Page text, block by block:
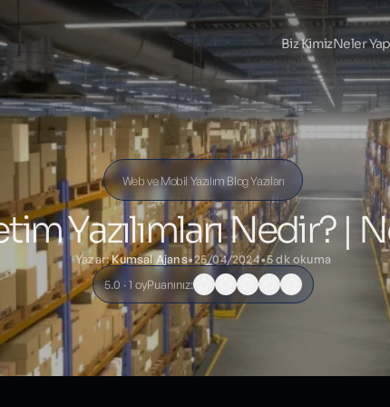
Biz KimizNeler
Web ve Mobil Yazılım Blog Yazıları
Yazılımları Nedir? |
Yazar:Kumsal Ajans•25/04/2024•5 dk okuma
5.0 · 1 oyPuanınız: